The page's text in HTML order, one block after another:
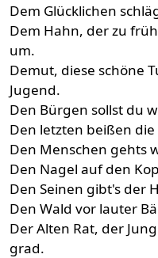
Dem Glücklichen
Dem Hahn, der zu
um.
Demut, diese schöne
Jugend.
Den Bürgen sollst du
Den letzten beißen
Den Menschen gehts
Den Nagel auf den
Den Seinen gibt's der
Den Wald vor lauter
Der Alten Rat, der
grad.